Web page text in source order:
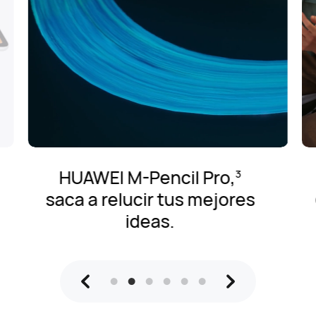
HUAWEI M-Pencil Pro,3
saca a relucir tus mejores
ideas.